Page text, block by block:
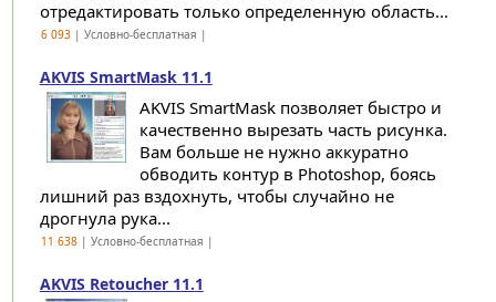
отредактировать только определенную область...
6 093| Условно-бесплатная |
AKVIS SmartMask 11.1
AKVIS SmartMask позволяет быстро и
качественно вырезать часть рисунка.
Вам больше не нужно аккуратно
обводить контур в Photoshop, боясь
лишний раз вздохнуть, чтобы случайно не
дрогнула рука...
11 638| Условно-бесплатная |
AKVIS Retoucher 11.1